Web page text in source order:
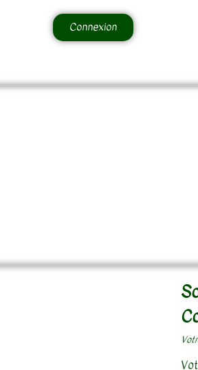
Connexion